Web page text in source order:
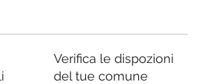
Verifica le dispozioni
del tue comune